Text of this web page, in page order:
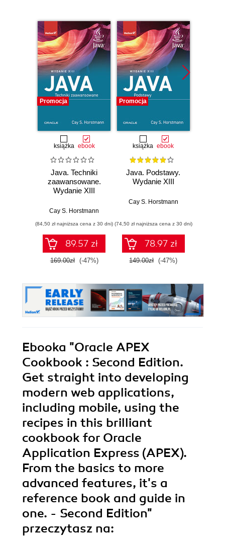
Promocja
książka ebook
Java. Techniki
zaawansowane.
Wydanie XIII
Cay S. Horstmann
(84,50 zł najniższa cena z 30 dni)
89.57 zł
169.00zł (-47%)
Promocja
książka ebook
Java. Podstawy.
Wydanie XIII
Cay S. Horstmann
(74,50 zł najniższa cena z 30 dni)
78.97 zł
149.00zł (-47%)
Ebooka "Oracle APEX
Cookbook : Second Edition.
Get straight into developing
modern web applications,
including mobile, using the
recipes in this brilliant
cookbook for Oracle
Application Express (APEX).
From the basics to more
advanced features, it's a
reference book and guide in
one. - Second Edition"
przeczytasz na: